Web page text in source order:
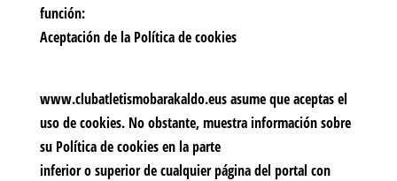
función:
Aceptación de la Política de cookies
www.clubatletismobarakaldo.eus asume que aceptas el
uso de cookies. No obstante, muestra información sobre
su Política de cookies en la parte
inferior o superior de cualquier página del portal con